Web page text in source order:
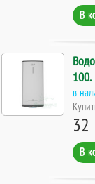
В
в
32
В